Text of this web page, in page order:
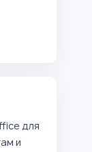
для
и